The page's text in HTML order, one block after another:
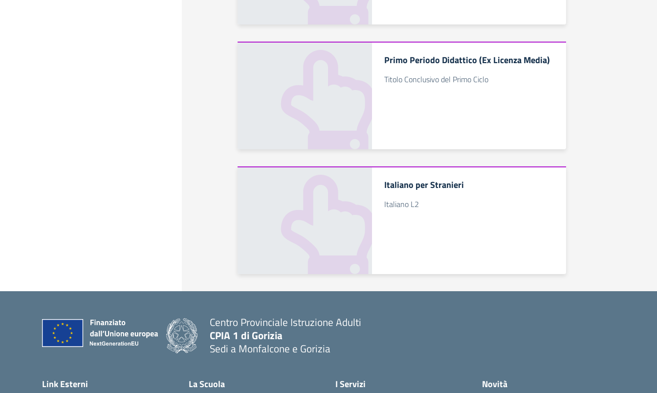
Primo Periodo Didattico (Ex Licenza Media)
Titolo Conclusivo del Primo Ciclo
Italiano per Stranieri
Italiano L2
Centro Provinciale Istruzione Adulti
CPIA 1 di Gorizia
Sedi a Monfalcone e Gorizia
Link Esterni La Scuola I Servizi Novità